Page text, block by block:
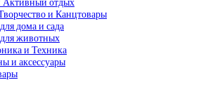
и Канцтовары
дома и сада
животных
и Техника
и аксессуары